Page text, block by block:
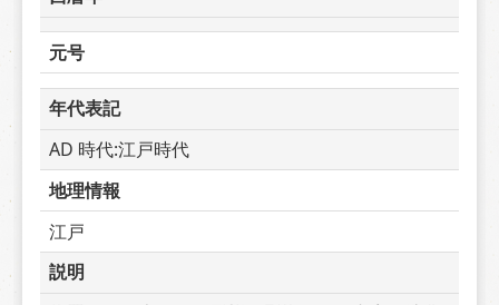
元号
年代表記
AD 時代:江戸時代
地理情報
江戸
説明